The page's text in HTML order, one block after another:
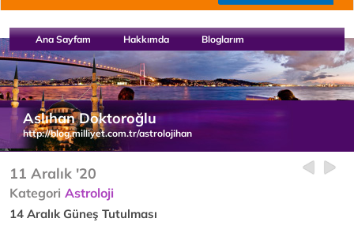
Ana Sayfam Hakkımda Bloglarım
Aslıhan Doktoroğlu
http://blog.milliyet.com.tr/astrolojihan
11 Aralık '20
Kategori Astroloji
14 Aralık Güneş Tutulması